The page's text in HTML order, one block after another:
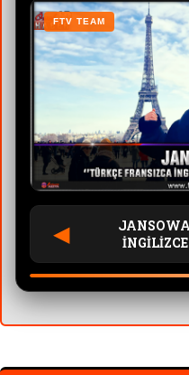
FTV TEAM
◀